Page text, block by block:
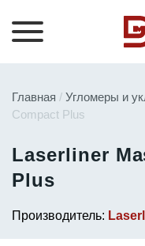
Главная / Угломеры и
Compact Plus
Laserliner
Plus
Производитель: